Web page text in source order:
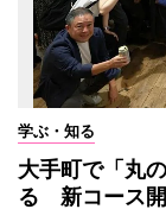
学ぶ・知る
大手町で「丸
る 新コース